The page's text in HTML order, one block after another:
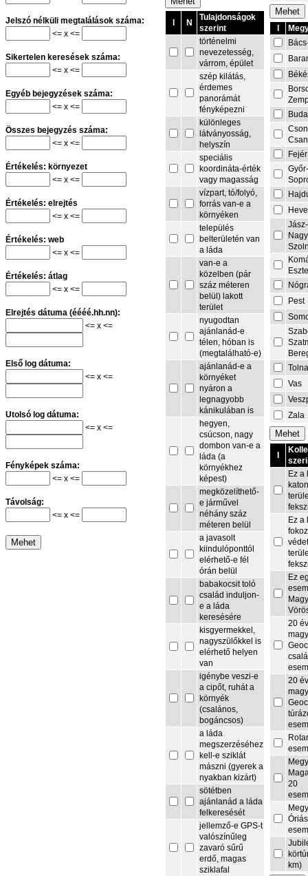
Jelszó nélküli megtalálások száma:
<= x <=
Sikertelen keresések száma:
<= x <=
Egyéb bejegyzések száma:
<= x <=
Összes bejegyzés száma:
<= x <=
Értékelés: környezet
<= x <=
Értékelés: elrejtés
<= x <=
Értékelés: web
<= x <=
Értékelés: átlag
<= x <=
Elrejtés dátuma (éééé.hh.nn):
<= x <=
Első log dátuma:
<= x <=
Utolsó log dátuma:
<= x <=
Fényképek száma:
<= x <=
Távolság:
<= x <=
N
Tulajdonságok
szerint
történelmi
nevezetesség,
várrom, épület
szép kilátás,
érdemes
panorámát
fényképezni
különleges
látványosság,
helyszín
speciális
koordináta-érték
vagy magasság
vízpart, tó/folyó,
forrás van-e a
környéken
település
belterületén van
a láda
van-e a
közelben (pár
száz méteren
belül) lakott
terület
nyugodtan
ajánlanád-e
télen, hóban is
(megtalálható-e)
ajánlanád-e a
környéket
nyáron a
legnagyobb
kánikulában is
hegyen,
csúcson, nagy
dombon van-e a
láda (a
környékhez
képest)
megközelíthető-
e járművel
néhány száz
méteren belül
a javasolt
kiindulóponttól
elérhető-e fél
órán belül
babakocsit toló
család induljon-
e a láda
keresésére
kisgyermekkel,
nagyszülőkkel is
elérhető helyen
van
igénybe veszi-e
a cipőt, ruhát a
környék
(csalános,
bogáncsos)
a láda
megszerzéséhez
kell-e sziklát
mászni (gyerek a
nyakban kizárt)
sötétben
ajánlanád a láda
felkeresését
jellemző-e GPS-t
valószínűleg
zavaró sűrű
erdő, magas
sziklafal
Fejér
Jász-
Pest
Vas
Zala
Ez a
Ez a
Ez
20
20
20
km)